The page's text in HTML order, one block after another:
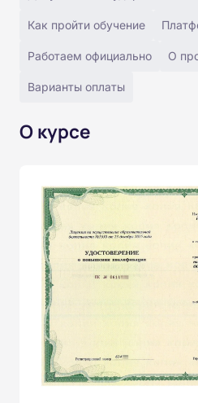
Как пройти обучение
Работаем официально О
Варианты оплаты
О курсе